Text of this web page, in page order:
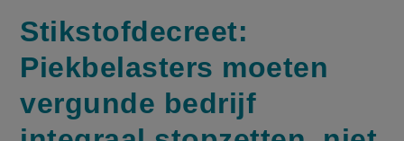
Stikstofdecreet:
Piekbelasters moeten
vergunde bedrijf